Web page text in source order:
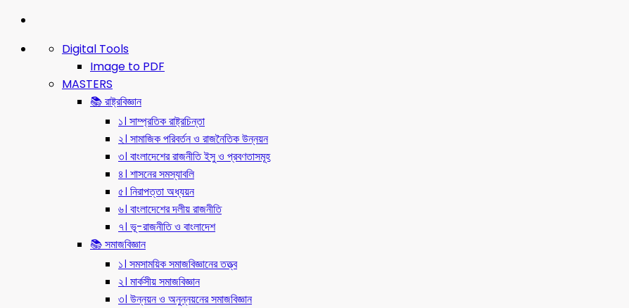
Digital Tools
Image to PDF
MASTERS
📚 রাষ্ট্রবিজ্ঞান
১। সাম্প্রতিক রাষ্ট্রচিন্তা
২। সামাজিক পরিবর্তন ও রাজনৈতিক উন্নয়ন
৩। বাংলাদেশের রাজনীতি ইসু ও প্রবণতাসমূহ
৪। শাসনের সমস্যাবলি
৫। নিরাপত্তা অধ্যয়ন
৬। বাংলাদেশের দলীয় রাজনীতি
৭। ভূ-রাজনীতি ও বাংলাদেশ
📚 সমাজবিজ্ঞান
১। সমসাময়িক সমাজবিজ্ঞানের তত্ত্ব
২। মার্কসীয় সমাজবিজ্ঞান
৩। উন্নয়ন ও অনুন্নয়নের সমাজবিজ্ঞান